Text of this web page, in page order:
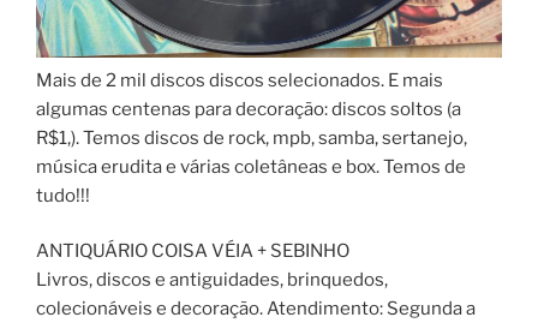
Mais de 2 mil discos discos selecionados. E mais
algumas centenas para decoração: discos soltos (a
R$1,). Temos discos de rock, mpb, samba, sertanejo,
música erudita e várias coletâneas e box. Temos de
tudo!!!
ANTIQUÁRIO COISA VÉIA + SEBINHO
Livros, discos e antiguidades, brinquedos,
colecionáveis e decoração. Atendimento: Segunda a